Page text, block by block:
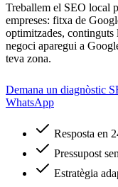
Treballem el SEO local
empreses: fitxa de
optimitzades, continguts
negoci aparegui a
teva zona.
Demana un diagnòstic
WhatsApp
Resposta en
Pressupost
Estratègia